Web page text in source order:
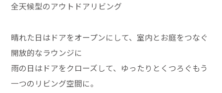
全天候型のアウトドアリビング
晴れた日はドアをオープンにして、室内とお庭をつなぐ
開放的なラウンジに
雨の日はドアをクローズして、ゆったりとくつろぐもう
一つのリビング空間に。